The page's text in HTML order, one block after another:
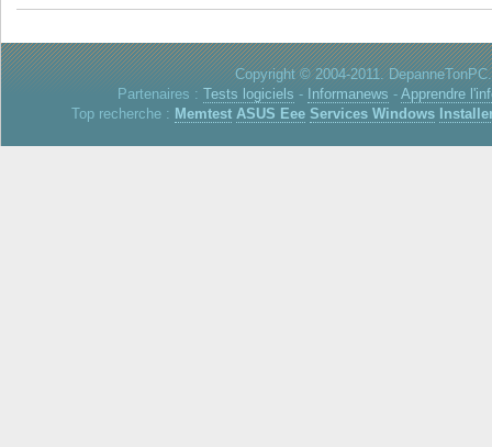
Copyright © 2004-2011.
Partenaires : Tests logiciels - Informanews - Apprendre
Top recherche : Memtest ASUS Eee Services Windows